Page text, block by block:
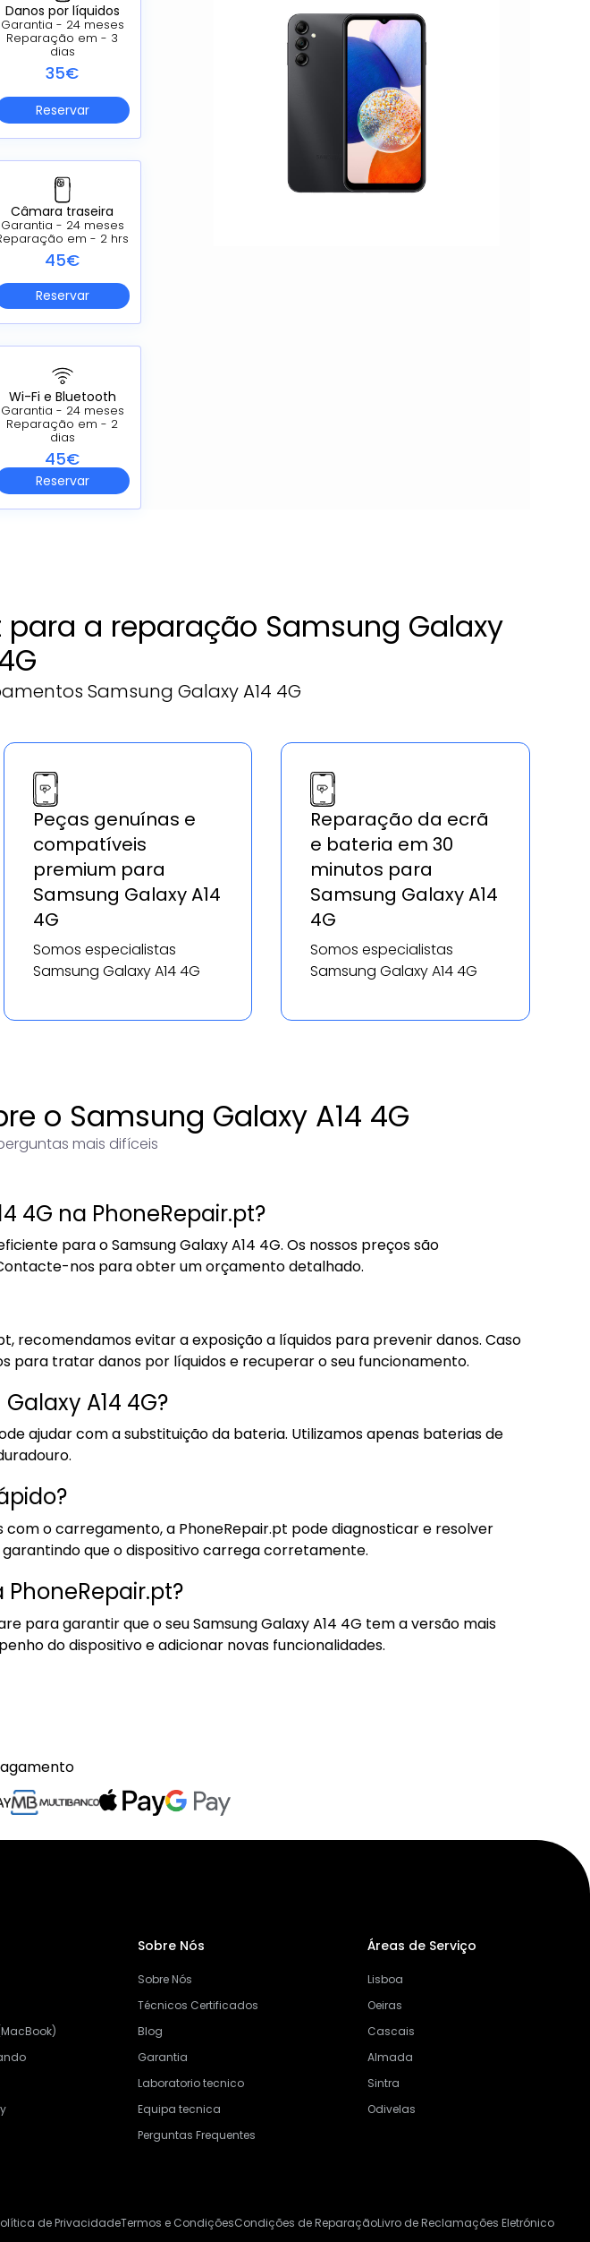
Danos por líquidos
Garantia - 24 meses
Reparação em - 3
dias
35€
Reservar
Câmara traseira
Garantia - 24 meses
em - 2 hrs
45€
Reservar
Wi-Fi e Bluetooth
Garantia - 24 meses
Reparação em - 2
dias
45€
Reservar
para a reparação Samsung Galaxy
Samsung Galaxy A14 4G
Peças genuínas e
compatíveis
premium para
Samsung Galaxy A14
4G
Somos especialistas
Samsung Galaxy A14 4G
Reparação da ecrã
e bateria em 30
minutos para
Samsung Galaxy A14
4G
Somos especialistas
Samsung Galaxy A14 4G
o Samsung Galaxy A14 4G
mais difíceis
4G na PhoneRepair.pt?
para o Samsung Galaxy A14 4G. Os nossos preços são
nos para obter um orçamento detalhado.
recomendamos evitar a exposição a líquidos para prevenir danos. Caso
para tratar danos por líquidos e recuperar o seu funcionamento.
A14 4G?
ajudar com a substituição da bateria. Utilizamos apenas baterias de
o carregamento, a PhoneRepair.pt pode diagnosticar e resolver
que o dispositivo carrega corretamente.
para garantir que o seu Samsung Galaxy A14 4G tem a versão mais
do dispositivo e adicionar novas funcionalidades.
Sobre Nós
Sobre Nós
Técnicos Certificados
Blog
Garantia
Laboratorio tecnico
Equipa tecnica
Perguntas Frequentes
Áreas de Serviço
Lisboa
Oeiras
Cascais
Almada
Sintra
Odivelas
de PrivacidadeTermos e CondiçõesCondições de ReparaçãoLivro de Reclamações Eletrónico